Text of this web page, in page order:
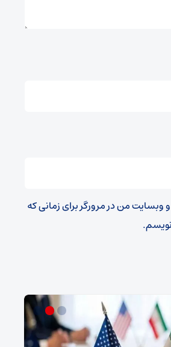
وبسایت من در مرورگر برای زمانی که